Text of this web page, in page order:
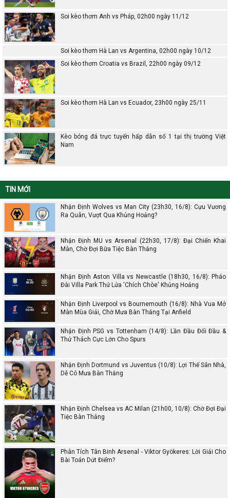
Soi kèo thơm Anh vs Pháp, 02h00 ngày 11/12
Soi kèo thơm Hà Lan vs Argentina, 02h00 ngày 10/12
Soi kèo thơm Croatia vs Brazil, 22h00 ngày 09/12
Soi kèo thơm Hà Lan vs Ecuador, 23h00 ngày 25/11
Kèo bóng đá trực tuyến hấp dẫn số 1 tại thị trường Việt
Nam
TIN MỚI
Nhận Định Wolves vs Man City (23h30, 16/8): Cựu Vương
Ra Quân, Vượt Qua Khủng Hoảng?
Nhận Định MU vs Arsenal (22h30, 17/8): Đại Chiến Khai
Màn, Chờ Đợi Bữa Tiệc Bàn Thắng
Nhận Định Aston Villa vs Newcastle (18h30, 16/8): Pháo
Đài Villa Park Thử Lửa 'Chích Chòe' Khủng Hoảng
Nhận Định Liverpool vs Bournemouth (16/8): Nhà Vua Mở
Màn Mùa Giải, Chờ Mưa Bàn Thắng Tại Anfield
Nhận Định PSG vs Tottenham (14/8): Lần Đầu Đối Đầu &
Thử Thách Cực Lớn Cho Spurs
Nhận Định Dortmund vs Juventus (10/8): Lợi Thế Sân Nhà,
Dễ Có Mưa Bàn Thắng
Nhận Định Chelsea vs AC Milan (21h00, 10/8): Chờ Đợi Đại
Tiệc Bàn Thắng
Phân Tích Tân Binh Arsenal - Viktor Gyökeres: Lời Giải Cho
Bài Toán Dứt Điểm?